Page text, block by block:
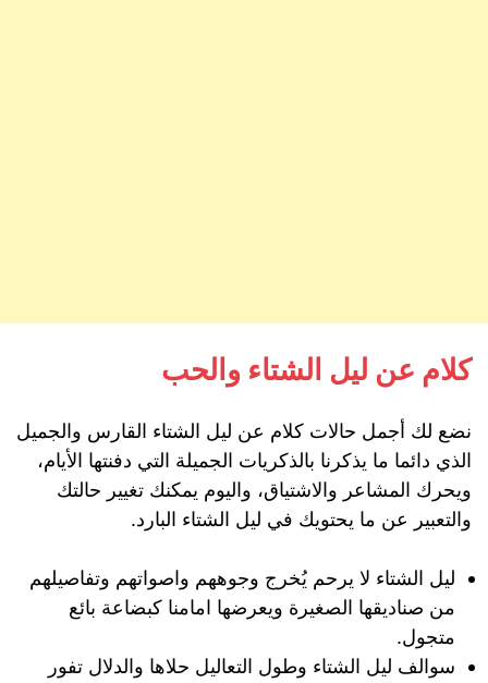
كلام عن ليل الشتاء والحب
نضع لك أجمل حالات كلام عن ليل الشتاء القارس والجميل
الذي دائما ما يذكرنا بالذكريات الجميلة التي دفنتها الأيام،
ويحرك المشاعر والاشتياق، واليوم يمكنك تغيير حالتك
والتعبير عن ما يحتويك في ليل الشتاء البارد.
ليل الشتاء لا يرحم يُخرج وجوههم واصواتهم وتفاصيلهم
من صناديقها الصغيرة ويعرضها امامنا كبضاعة بائع
متجول.
سوالف ليل الشتاء وطول التعاليل حلاها والدلال تفور